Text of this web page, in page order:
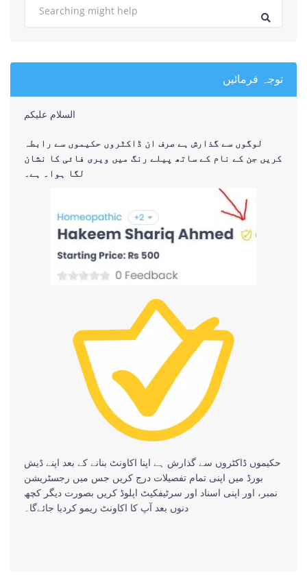
توجہ فرمائیں
السلام علیکم
لوگوں سے گذارش ہے صرف ان ڈاکٹروں حکیموں سے رابطہ
کریں جن کے نام کے ساتھ پیلے رنگ میں ویری فائی کا نشان
لگا ہوا۔ ہے۔
حکیموں ڈاکٹروں سے گذارش ہے اپنا اکاونٹ بنانے کے بعد اپنے ڈیش
بورڈ میں اپنی تمام تفصیلات درج کریں جس میں رجسٹریشن
نمبر، اور اپنی اسناد اور سرٹیفکیٹ اپلوڈ کریں بصورت دیگر کچھ
دنوں بعد آپ کا اکاونٹ ریمو کردیا جائےگا۔